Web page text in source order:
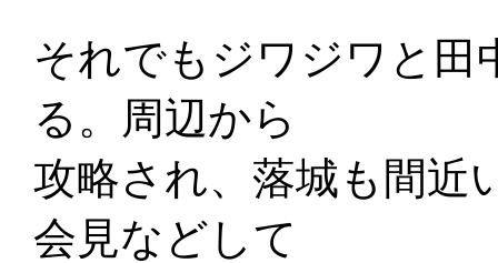
それでもジワジワと田
る。周辺から
攻略され、落城も間近
会見などして